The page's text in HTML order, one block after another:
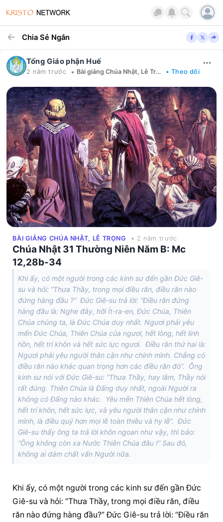
Chia Sẻ Ngắn
Tổng Giáo phận Huế
2 năm trước • Bài giảng Chúa Nhật, Lễ Trọng • Theo dõi
BÀI GIẢNG CHÚA NHẬT, LỄ TRỌNG • 2 năm trước
Chúa Nhật 31 Thường Niên Năm B: Mc
12,28b-34
Khi ấy, có một người trong các kinh sư đến gần Đức Giê-
su và hỏi: “Thưa Thầy, trong mọi điều răn, điều răn nào
đứng hàng đầu ?” Đức Giê-su trả lời: “Điều răn đứng
hàng đầu là: Nghe đây, hỡi Ít-ra-en, Đức Chúa, Thiên
Chúa chúng ta, là Đức Chúa duy nhất. Ngươi phải yêu
mến Đức Chúa, Thiên Chúa của ngươi, hết lòng, hết linh
hồn, hết trí khôn và hết sức lực ngươi. Điều răn thứ hai là:
Ngươi phải yêu người thân cận như chính mình. Chẳng có
điều răn nào khác quan trọng hơn các điều răn đó”. Ông
kinh sư nói với Đức Giê-su: “Thưa Thầy, hay lắm, Thầy nói
rất đúng. Thiên Chúa là Đấng duy nhất, ngoài Người ra
không có Đấng nào khác. Yêu mến Thiên Chúa hết lòng,
hết trí khôn, hết sức lực, và yêu người thân cận như chính
mình, là điều quý hơn mọi lễ toàn thiêu và hy lễ”. Đức
Giê-su thấy ông ta trả lời khôn ngoan như vậy, thì bảo:
“Ông không còn xa Nước Thiên Chúa đâu !” Sau đó,
không ai dám chất vấn Người nữa.
Khi ấy, có một người trong các kinh sư đến gần Đức
Giê-su và hỏi: “Thưa Thầy, trong mọi điều răn, điều
răn nào đứng hàng đầu?” Đức Giê-su trả lời: “Điều răn